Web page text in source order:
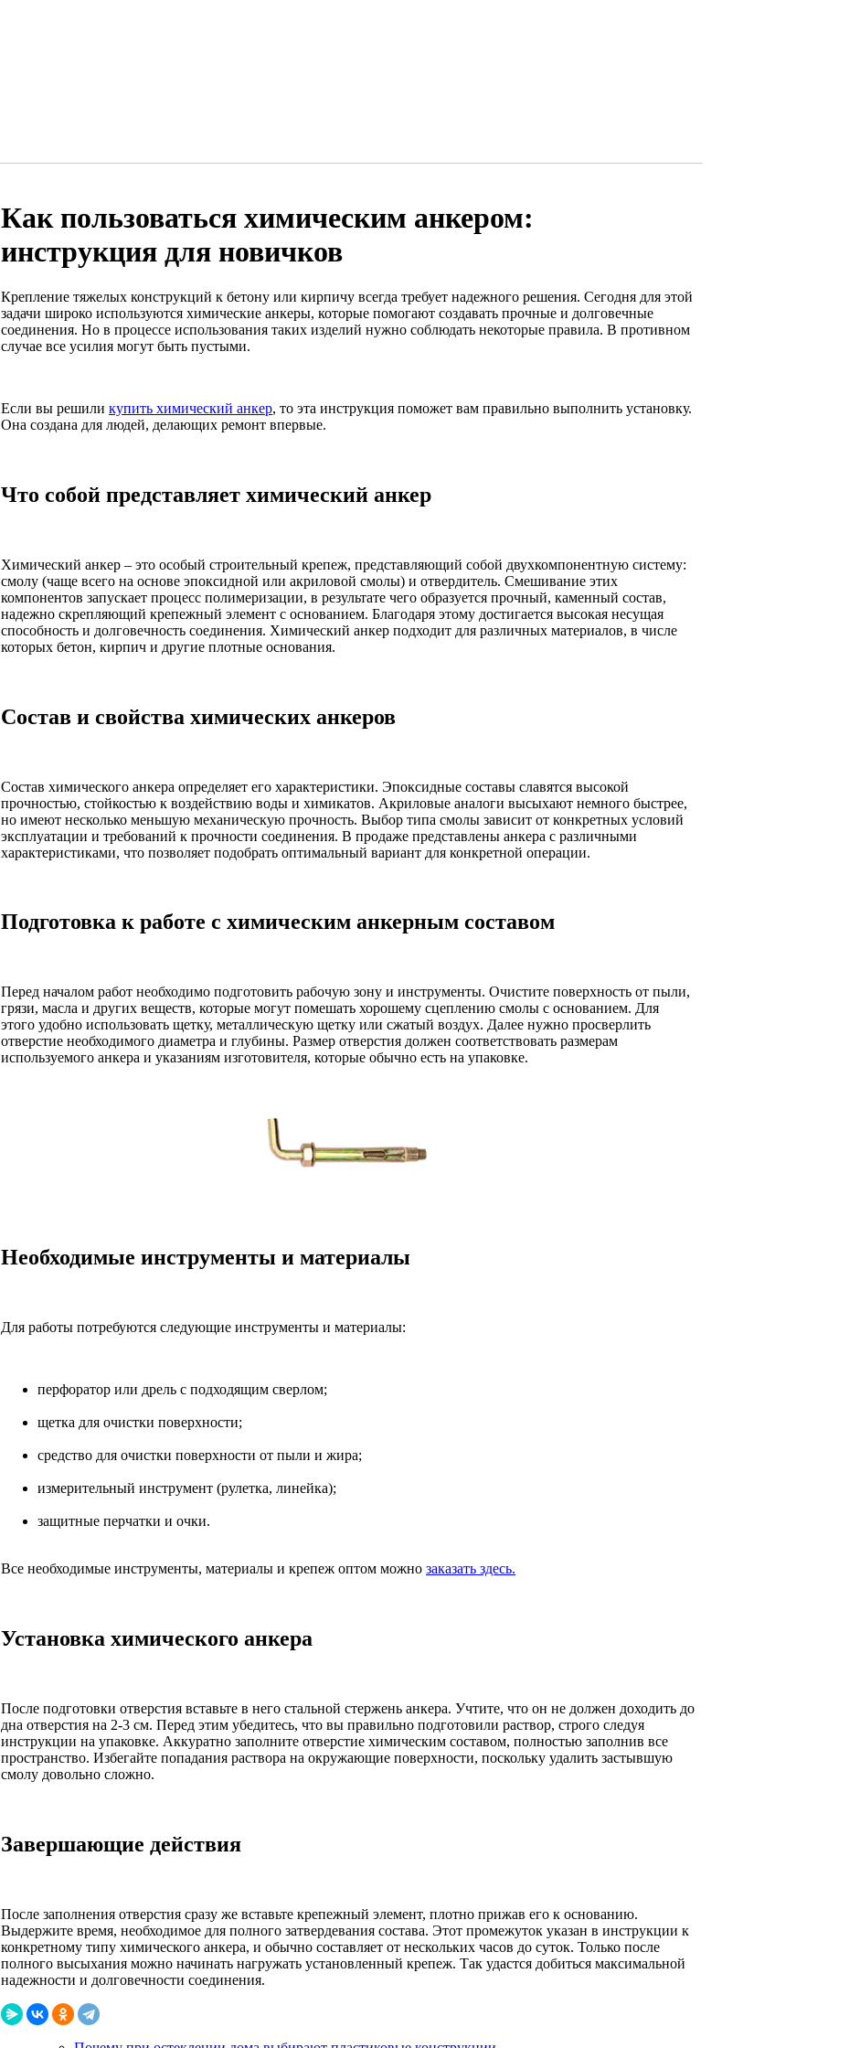
Как пользоваться химическим анкером:
инструкция для новичков
Крепление тяжелых конструкций к бетону или кирпичу всегда требует надежного решения. Сегодня для этой
задачи широко используются химические анкеры, которые помогают создавать прочные и долговечные
соединения. Но в процессе использования таких изделий нужно соблюдать некоторые правила. В противном
случае все усилия могут быть пустыми.
Если вы решили купить химический анкер, то эта инструкция поможет вам правильно выполнить установку.
Она создана для людей, делающих ремонт впервые.
Что собой представляет химический анкер
Химический анкер – это особый строительный крепеж, представляющий собой двухкомпонентную систему:
смолу (чаще всего на основе эпоксидной или акриловой смолы) и отвердитель. Смешивание этих
компонентов запускает процесс полимеризации, в результате чего образуется прочный, каменный состав,
надежно скрепляющий крепежный элемент с основанием. Благодаря этому достигается высокая несущая
способность и долговечность соединения. Химический анкер подходит для различных материалов, в числе
которых бетон, кирпич и другие плотные основания.
Состав и свойства химических анкеров
Состав химического анкера определяет его характеристики. Эпоксидные составы славятся высокой
прочностью, стойкостью к воздействию воды и химикатов. Акриловые аналоги высыхают немного быстрее,
но имеют несколько меньшую механическую прочность. Выбор типа смолы зависит от конкретных условий
эксплуатации и требований к прочности соединения. В продаже представлены анкера с различными
характеристиками, что позволяет подобрать оптимальный вариант для конкретной операции.
Подготовка к работе с химическим анкерным составом
Перед началом работ необходимо подготовить рабочую зону и инструменты. Очистите поверхность от пыли,
грязи, масла и других веществ, которые могут помешать хорошему сцеплению смолы с основанием. Для
этого удобно использовать щетку, металлическую щетку или сжатый воздух. Далее нужно просверлить
отверстие необходимого диаметра и глубины. Размер отверстия должен соответствовать размерам
используемого анкера и указаниям изготовителя, которые обычно есть на упаковке.
Необходимые инструменты и материалы
Для работы потребуются следующие инструменты и материалы:
перфоратор или дрель с подходящим сверлом;
щетка для очистки поверхности;
средство для очистки поверхности от пыли и жира;
измерительный инструмент (рулетка, линейка);
защитные перчатки и очки.
Все необходимые инструменты, материалы и крепеж оптом можно заказать здесь.
Установка химического анкера
После подготовки отверстия вставьте в него стальной стержень анкера. Учтите, что он не должен доходить до
дна отверстия на 2-3 см. Перед этим убедитесь, что вы правильно подготовили раствор, строго следуя
инструкции на упаковке. Аккуратно заполните отверстие химическим составом, полностью заполнив все
пространство. Избегайте попадания раствора на окружающие поверхности, поскольку удалить застывшую
смолу довольно сложно.
Завершающие действия
После заполнения отверстия сразу же вставьте крепежный элемент, плотно прижав его к основанию.
Выдержите время, необходимое для полного затвердевания состава. Этот промежуток указан в инструкции к
конкретному типу химического анкера, и обычно составляет от нескольких часов до суток. Только после
полного высыхания можно начинать нагружать установленный крепеж. Так удастся добиться максимальной
надежности и долговечности соединения.